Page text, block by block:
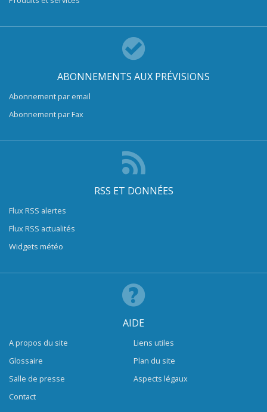
ABONNEMENTS AUX PRÉVISIONS
Abonnement par email
Abonnement par Fax
RSS ET DONNÉES
Flux RSS alertes
Flux RSS actualités
Widgets météo
AIDE
A propos du site
Glossaire
Salle de presse
Contact
Liens utiles
Plan du site
Aspects légaux